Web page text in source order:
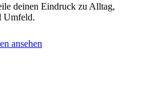
deinen Eindruck zu Alltag,
Umfeld.
ansehen